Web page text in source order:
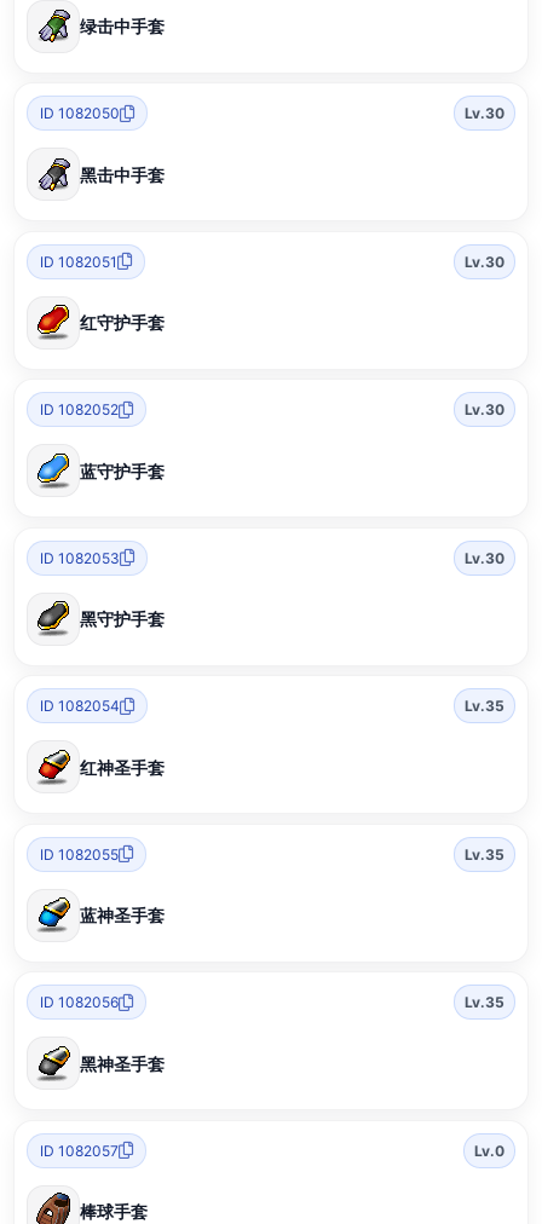
绿击中手套
ID 1082050 Lv.30
黑击中手套
ID 1082051 Lv.30
红守护手套
ID 1082052 Lv.30
蓝守护手套
ID 1082053 Lv.30
黑守护手套
ID 1082054 Lv.35
红神圣手套
ID 1082055 Lv.35
蓝神圣手套
ID 1082056 Lv.35
黑神圣手套
ID 1082057 Lv.0
棒球手套